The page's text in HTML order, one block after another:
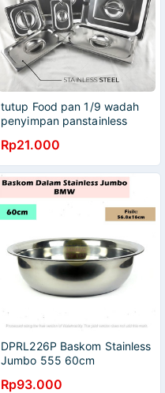
tutup Food pan 1/9 wadah
penyimpan panstainless
Rp21.000
DPRL226P Baskom Stainless
Jumbo 555 60cm
Rp93.000